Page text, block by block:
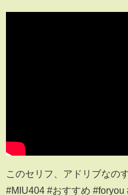
このセリフ、アドリブなの
#MIU404 #おすすめ #foryou